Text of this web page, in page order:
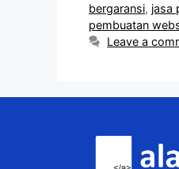
bergaransi, jasa
pembuatan
Leave a